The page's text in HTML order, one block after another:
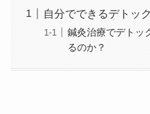
自分でできるデトッ
鍼灸治療でデトッ
るのか？